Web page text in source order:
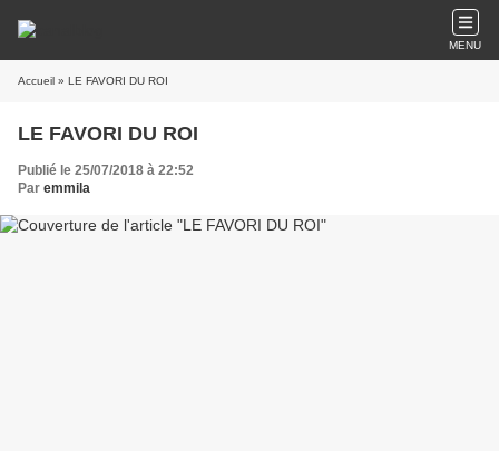
MENU
Accueil » LE FAVORI DU ROI
LE FAVORI DU ROI
Publié le 25/07/2018 à 22:52
Par emmila